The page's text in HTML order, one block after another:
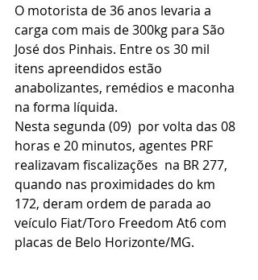
O motorista de 36 anos levaria a
carga com mais de 300kg para São
José dos Pinhais. Entre os 30 mil
itens apreendidos estão
anabolizantes, remédios e maconha
na forma líquida.
Nesta segunda (09)  por volta das 08
horas e 20 minutos, agentes PRF
realizavam fiscalizações  na BR 277,
quando nas proximidades do km
172, deram ordem de parada ao
veículo Fiat/Toro Freedom At6 com
placas de Belo Horizonte/MG.